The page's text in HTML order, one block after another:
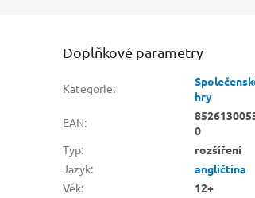
Doplňkové parametry
Kategorie:
hry
EAN:
0
Typ:
rozšíření
Jazyk:
angličtina
Věk:
12+